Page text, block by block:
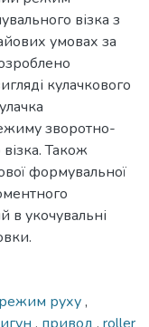
візка з
умовах за
кулачкового
зворотно-
Також
формувальної
в укочувальні
режим руху,